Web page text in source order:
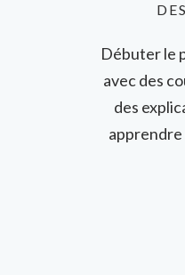
Débuter le
avec des
des